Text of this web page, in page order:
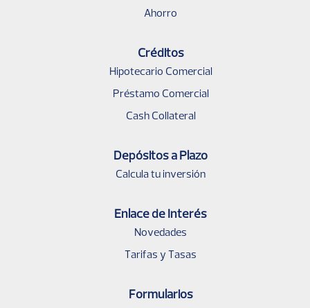
Ahorro
Créditos
Hipotecario Comercial
Préstamo Comercial
Cash Collateral
Depósitos a Plazo
Calcula tu inversión
Enlace de Interés
Novedades
Tarifas y Tasas
Formularios